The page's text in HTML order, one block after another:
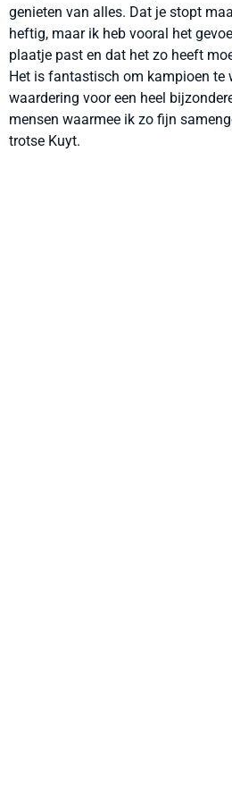
genieten van alles. Dat je stopt
heftig, maar ik heb vooral het
plaatje past en dat het zo heeft
Het is fantastisch om kampioen te
waardering voor een heel
mensen waarmee ik zo fijn
trotse Kuyt.